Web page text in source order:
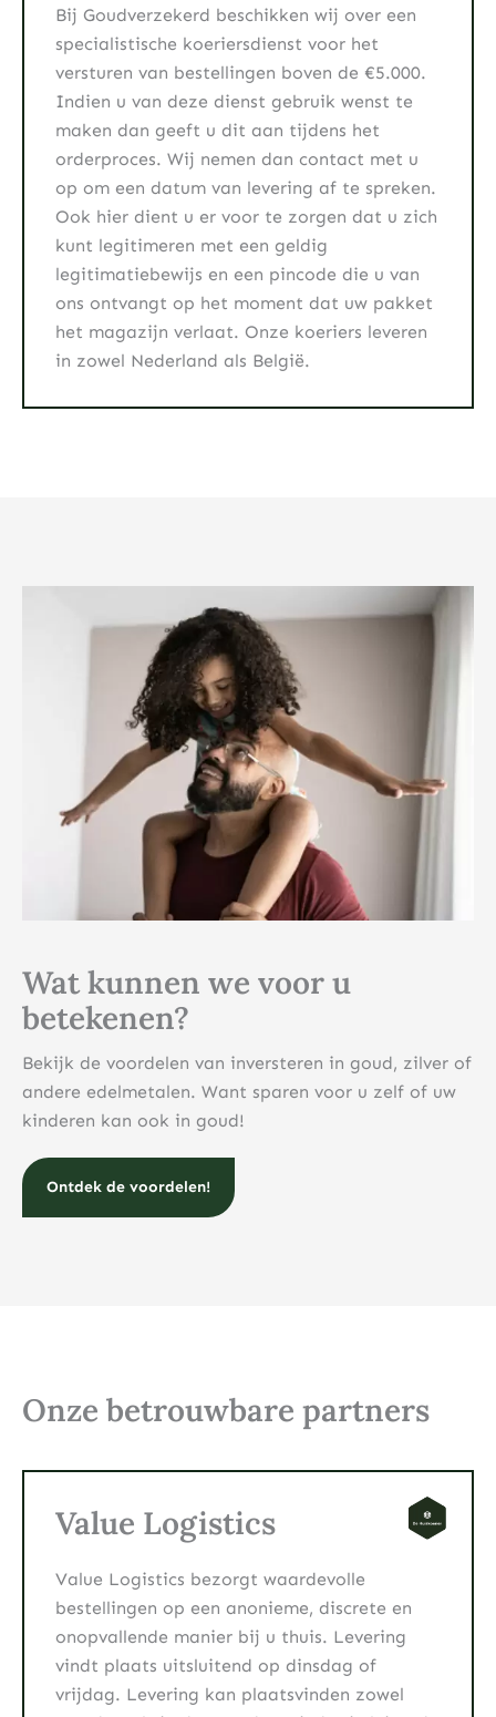
Bij Goudverzekerd beschikken wij over een
specialistische koeriersdienst voor het
versturen van bestellingen boven de €5.000.
Indien u van deze dienst gebruik wenst te
maken dan geeft u dit aan tijdens het
orderproces. Wij nemen dan contact met u
op om een datum van levering af te spreken.
Ook hier dient u er voor te zorgen dat u zich
kunt legitimeren met een geldig
legitimatiebewijs en een pincode die u van
ons ontvangt op het moment dat uw pakket
het magazijn verlaat. Onze koeriers leveren
in zowel Nederland als België.
Wat kunnen we voor u
betekenen?
Bekijk de voordelen van inversteren in goud, zilver of
andere edelmetalen. Want sparen voor u zelf of uw
kinderen kan ook in goud!
Ontdek de voordelen!
Onze betrouwbare partners
Value Logistics
Value Logistics bezorgt waardevolle
bestellingen op een anonieme, discrete en
onopvallende manier bij u thuis. Levering
vindt plaats uitsluitend op dinsdag of
vrijdag. Levering kan plaatsvinden zowel